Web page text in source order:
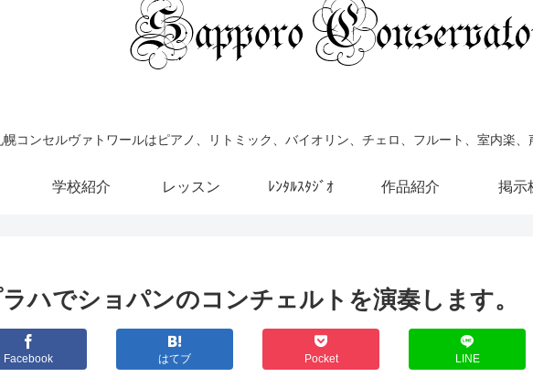
幌コンセルヴァトワールはピアノ、リトミック、バイオリン、チェロ、フルート、室内楽、
学校紹介 レッスン ﾚﾝﾀﾙｽﾀｼﾞｵ 作品紹介 掲示
ハでショパンのコンチェルトを演奏します。
Facebook はてブ Pocket LINE